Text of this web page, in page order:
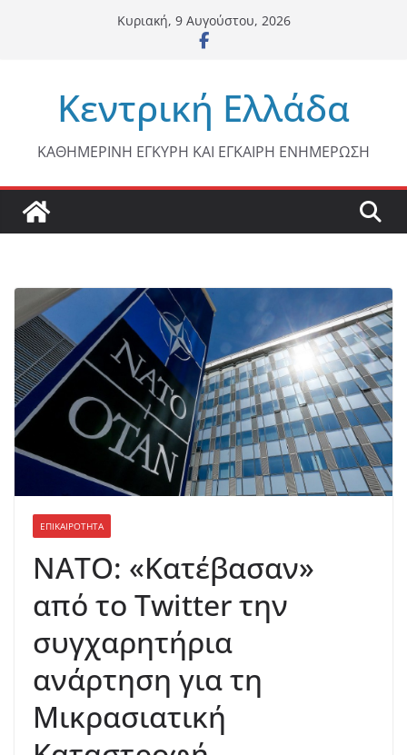
Κυριακή, 9 Αυγούστου, 2026
Κεντρική Ελλάδα
ΚΑΘΗΜΕΡΙΝΗ ΕΓΚΥΡΗ ΚΑΙ ΕΓΚΑΙΡΗ ΕΝΗΜΕΡΩΣΗ
ΕΠΙΚΑΙΡΟΤΗΤΑ
ΝΑΤΟ: «Κατέβασαν»
από το Twitter την
συγχαρητήρια
ανάρτηση για τη
Μικρασιατική